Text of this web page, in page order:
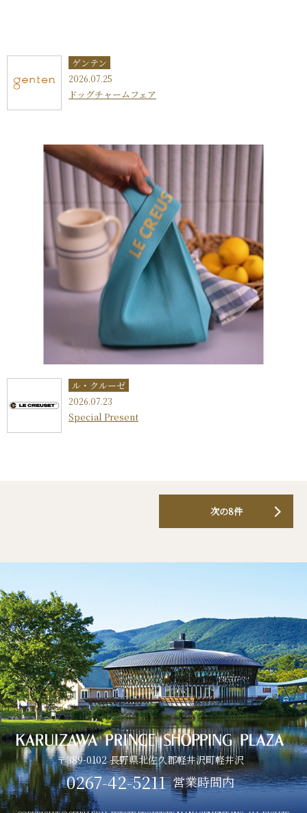
ゲンテン
2026.07.25
ドッグチャームフェア
ル・クルーゼ
2026.07.23
Special Present
次の8件
〒389-0102 長野県北佐久郡軽井沢町軽井沢
0267-42-5211 営業時間内